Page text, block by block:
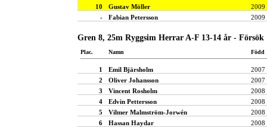
10
Gustav Möller
2009
-
Fabian Petersson 2009
Gren 8, 25m Ryggsim Herrar A-F 13-14 år - Försök
Plac. Namn Född
1 Emil Bjärsholm
2007
2
Oliver Johansson
2007
3
Vincent Rosholm
2008
4
Edvin Pettersson
2008
5
Vilmer Malmström-Jorwén
2008
6
Hassan Haydar
2008